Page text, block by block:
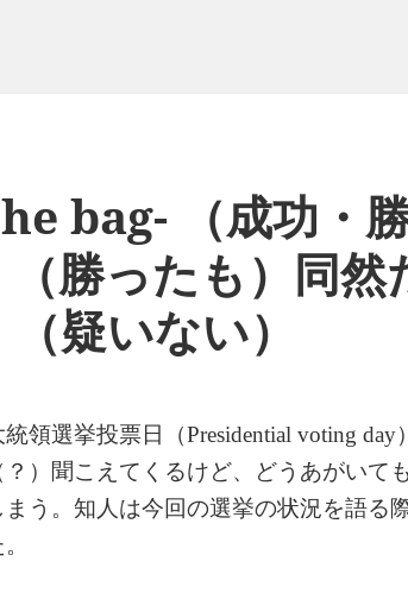
bag- （成功・勝
勝ったも）同然
疑いない）
領選挙投票日（Presidential voting day
）聞こえてくるけど、どうあがいて
う。知人は今回の選挙の状況を語る